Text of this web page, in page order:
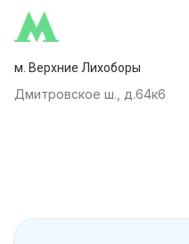
м. Верхние Лихоборы
Дмитровское ш., д.64к6